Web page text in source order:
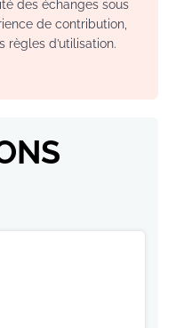
des échanges sous
de contribution,
règles d’utilisation.